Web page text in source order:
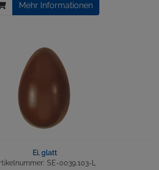
Mehr Informationen
Ei, glatt
SE-0039.103-L